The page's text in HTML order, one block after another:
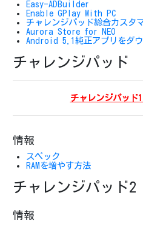
Easy-ADBuilder
Enable GPlay With PC
チャレンジパッド総合カスタ
Aurora Store for NEO
Android 5.1純正アプリをダ
チャレンジパッド
チャレンジパッド
情報
スペック
RAMを増やす方法
チャレンジパッド2
情報